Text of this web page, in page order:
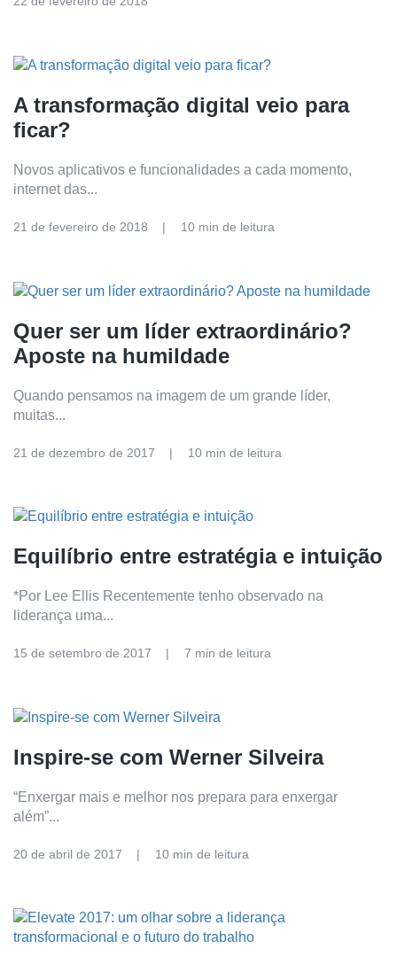
A transformação digital veio para
ficar?
Novos aplicativos e funcionalidades a cada momento,
internet das...
21 de fevereiro de 2018 10 min de leitura
Quer ser um líder extraordinário?
Aposte na humildade
Quando pensamos na imagem de um grande líder,
muitas...
21 de dezembro de 2017 10 min de leitura
Equilíbrio entre estratégia e intuição
*Por Lee Ellis Recentemente tenho observado na
liderança uma...
15 de setembro de 2017 7 min de leitura
Inspire-se com Werner Silveira
“Enxergar mais e melhor nos prepara para enxergar
além”...
20 de abril de 2017 10 min de leitura